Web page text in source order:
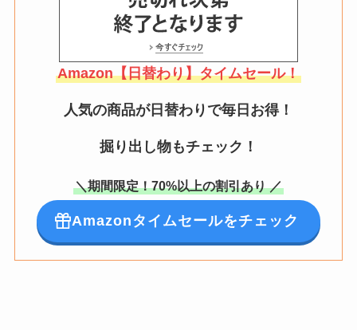
Amazon【日替わり】タイムセール！
人気の商品が日替わりで毎日お得！
掘り出し物もチェック！
＼期間限定！70%以上の割引あり ／
Amazonタイムセールをチェック